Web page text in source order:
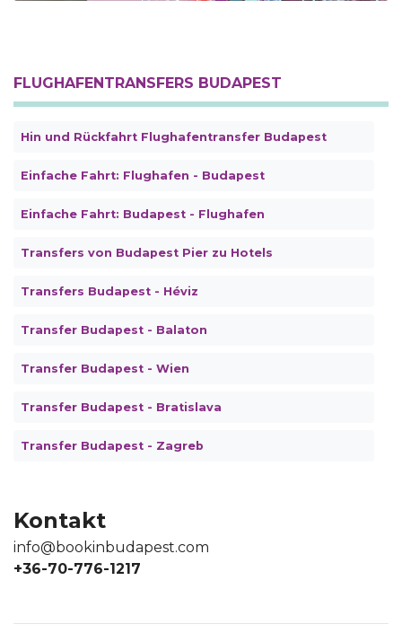
FLUGHAFENTRANSFERS BUDAPEST
Hin und Rückfahrt Flughafentransfer Budapest
Einfache Fahrt: Flughafen - Budapest
Einfache Fahrt: Budapest - Flughafen
Transfers von Budapest Pier zu Hotels
Transfers Budapest - Héviz
Transfer Budapest - Balaton
Transfer Budapest - Wien
Transfer Budapest - Bratislava
Transfer Budapest - Zagreb
Kontakt
info@bookinbudapest.com
+36-70-776-1217